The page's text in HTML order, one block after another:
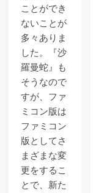
ことができ
ないことが
多々ありま
した。『沙
羅曼蛇』も
そうなので
すが、ファ
ミコン版は
ファミコン
版としてさ
まざまな変
更をするこ
とで、新た